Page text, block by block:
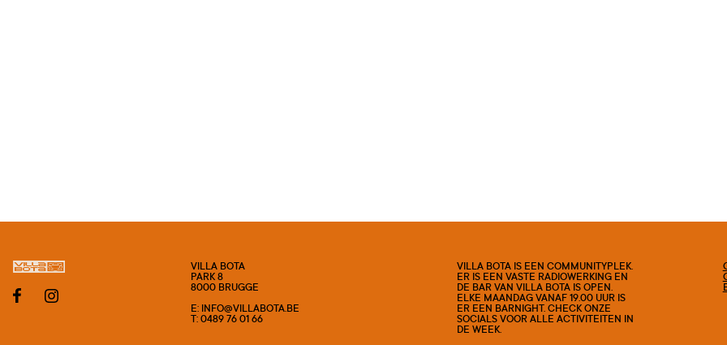
VILLA BOTA
PARK 8
8000 BRUGGE
E: INFO@VILLABOTA.BE
T: 0489 76 01 66
VILLA BOTA IS EEN COMMUNITYPLEK.
ER IS EEN VASTE RADIOWERKING EN
DE BAR VAN VILLA BOTA IS OPEN.
ELKE MAANDAG VANAF 19.00 UUR IS
ER EEN BARNIGHT. CHECK ONZE
SOCIALS VOOR ALLE ACTIVITEITEN IN
DE WEEK.